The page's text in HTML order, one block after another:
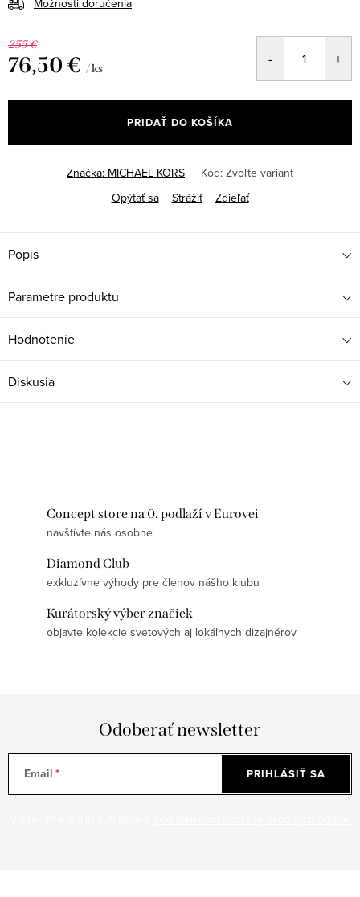
255 €
76,50 € / ks
cena:
PRIDAŤ DO KOŠÍKA
Značka: MICHAEL KORS Kód: Zvoľte variant
Opýtať sa
Strážiť Zdieľať
Popis
Parametre produktu
Hodnotenie
Diskusia
Concept store na 0. podlaží v Eurovei
navštívte nás osobne
Diamond Club
exkluzívne výhody pre členov nášho klubu
Kurátorský výber značiek
objavte kolekcie svetových aj lokálnych dizajnérov
Odoberať newsletter
Email PRIHLÁSIŤ SA